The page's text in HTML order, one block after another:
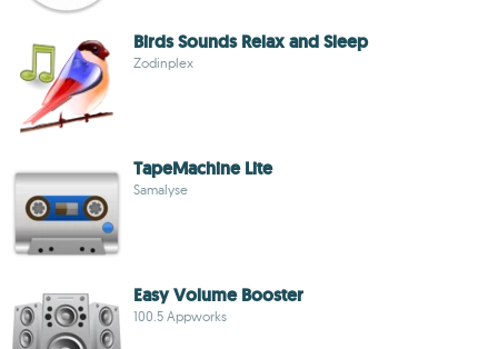
Birds Sounds Relax and Sleep
Zodinplex
TapeMachine Lite
Samalyse
Easy Volume Booster
100.5 Appworks